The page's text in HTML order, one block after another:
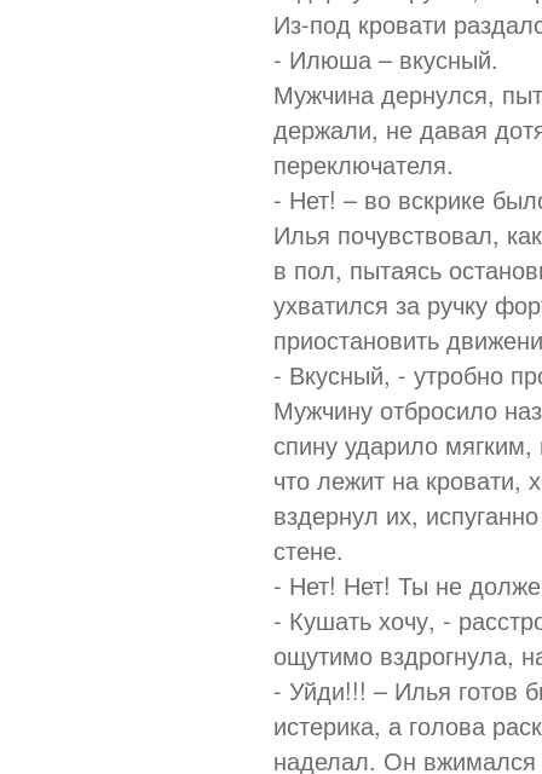
Из-под кровати
- Илюша – вкусный.
Мужчина дернулся,
держали, не давая
переключателя.
- Нет! – во вскрике
Илья почувствовал,
в пол, пытаясь
ухватился за ручку
приостановить
- Вкусный, - утробно
Мужчину отбросило
спину ударило
что лежит на кровати,
вздернул их,
стене.
- Нет! Нет! Ты не
- Кушать хочу, -
ощутимо вздрогнула,
- Уйди!!! – Илья готов
истерика, а голова
наделал. Он вжимался